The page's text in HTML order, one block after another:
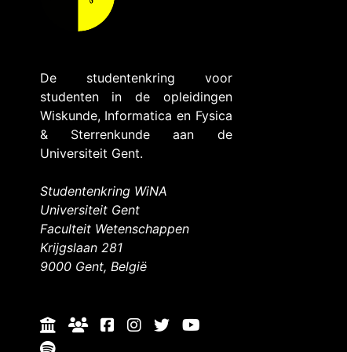
De studentenkring voor
studenten in de opleidingen
Wiskunde, Informatica en Fysica
& Sterrenkunde aan de
Universiteit Gent.
Studentenkring WiNA
Universiteit Gent
Faculteit Wetenschappen
Krijgslaan 281
9000 Gent, België